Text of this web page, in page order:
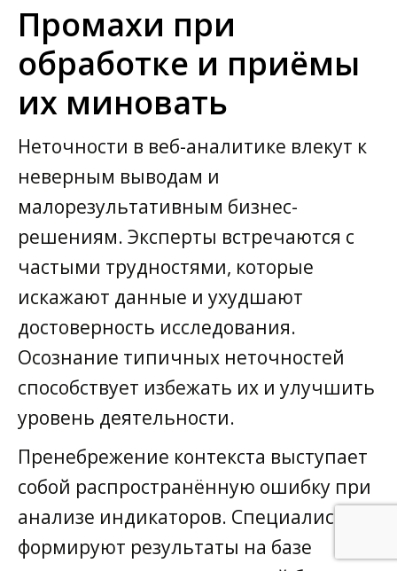
Промахи при
обработке и приёмы
их миновать
Неточности в веб-аналитике влекут к
неверным выводам и
малорезультативным бизнес-
решениям. Эксперты встречаются с
частыми трудностями, которые
искажают данные и ухудшают
достоверность исследования.
Осознание типичных неточностей
способствует избежать их и улучшить
уровень деятельности.
Пренебрежение контекста выступает
собой распространённую ошибку при
анализе индикаторов. Специалисты
формируют результаты на базе